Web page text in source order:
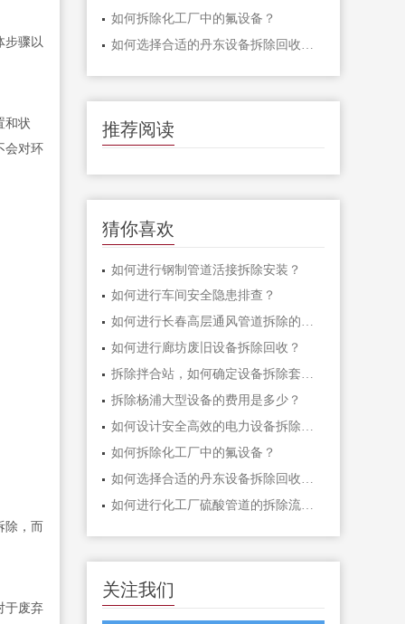
步骤以
和状
会对环
除，而
于废弃
如何拆除化工厂中的氟设备？
推荐阅读
猜你喜欢
如何进行钢制管道活接拆除安装？
如何进行车间安全隐患排查？
如何进行长春高层通风管道拆除的补偿安排？
如何进行廊坊废旧设备拆除回收？
拆除拌合站，如何确定设备拆除套件？
拆除杨浦大型设备的费用是多少？
如何设计安全高效的电力设备拆除施工方案？
如何拆除化工厂中的氟设备？
如何进行化工厂硫酸管道的拆除流程？
关注我们